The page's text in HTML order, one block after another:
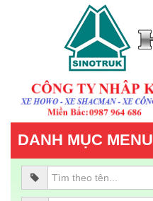
DANH MỤC MENU